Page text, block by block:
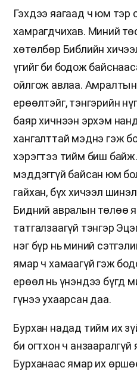
Гэхдээ яагаад ч юм тэр
хамрагдчихав. Миний
хөтөлбөр Библийн
үгийг би бодож
ойлгож авлаа.
ерөөлтэйг, тэнгэрийн
баяр хичнээн эрхэм
хангалттай мэднэ гэж
хэрэгтээ тийм биш
мэддэггүй байсан юм
гайхан, бүх хичээл
Бидний авралын төлөө
татгалзаагүй тэнгэр
нэг бүр нь миний
ямар ч хамаагүй гэж
ерөөл нь үнэндээ бүгд
гүнээ ухаарсан даа.
Бурхан надад тийм их
би огтхон ч
Бурханаас ямар их